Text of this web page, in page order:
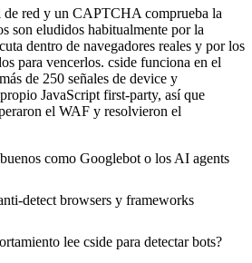
red y un CAPTCHA comprueba la
son eludidos habitualmente por la
dentro de navegadores reales y por los
para vencerlos. cside funciona en el
de 250 señales de device y
JavaScript first-party, así que
el WAF y resolvieron el
como Googlebot o los AI agents
detect browsers y frameworks
lee cside para detectar bots?